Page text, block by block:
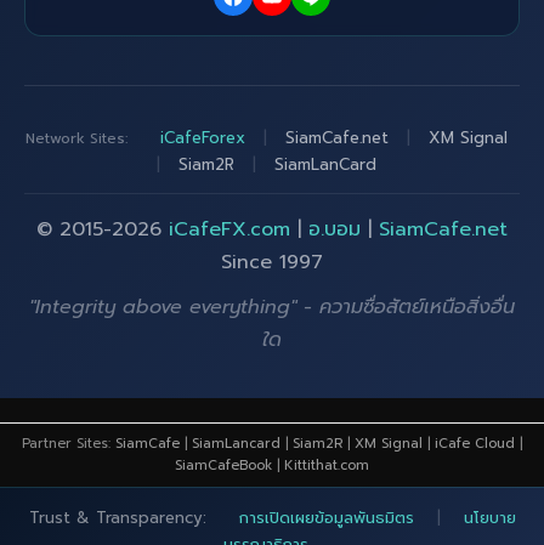
Network Sites: iCafeForex SiamCafe.net
XM Signal
Siam2R SiamLanCard
© 2015-2026 iCafeFX.com | อ.บอม | SiamCafe.net
Since 1997
"Integrity above everything" - ความซื่อสัตย์เหนือสิ่งอื่น
ใด
Partner Sites: SiamCafe | SiamLancard | Siam2R | XM Signal | iCafe Cloud |
SiamCafeBook | Kittithat.com
Trust & Transparency: การเปิดเผยข้อมูลพันธมิตร |
นโยบาย